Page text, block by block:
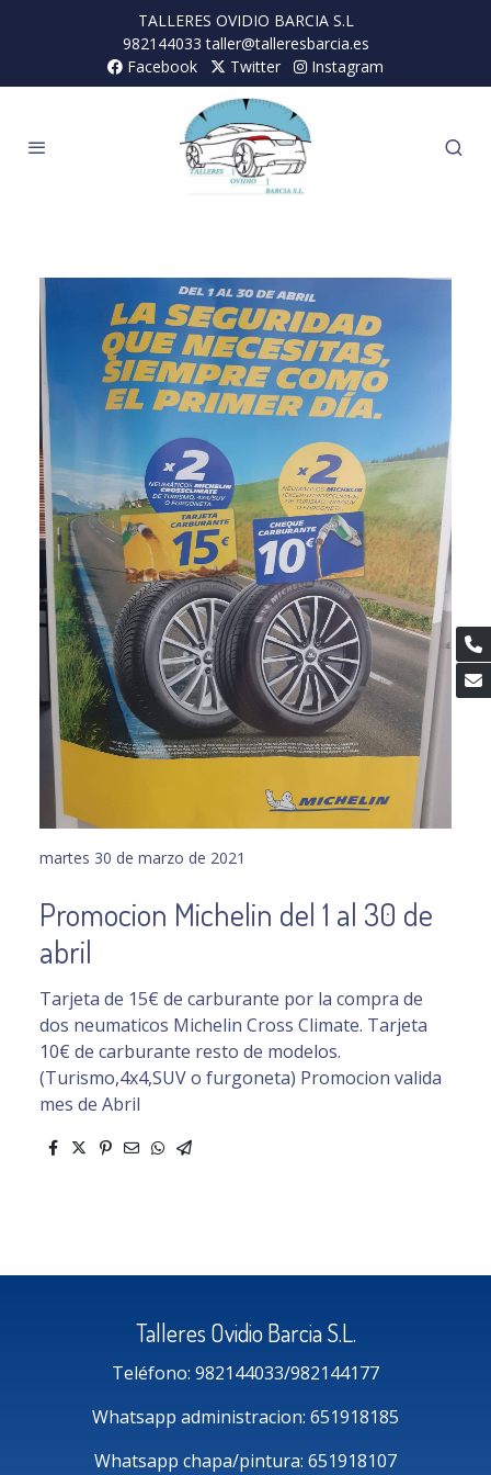
TALLERES OVIDIO BARCIA S.L
982144033 taller@talleresbarcia.es
Facebook
Twitter Instagram
martes 30 de marzo de 2021
Promocion Michelin del 1 al 30 de
abril
Tarjeta de 15€ de carburante por la compra de
dos neumaticos Michelin Cross Climate. Tarjeta
10€ de carburante resto de modelos.
(Turismo,4x4,SUV o furgoneta) Promocion valida
mes de Abril
Talleres Ovidio Barcia S.L.
Teléfono: 982144033/982144177
Whatsapp administracion: 651918185
Whatsapp chapa/pintura: 651918107